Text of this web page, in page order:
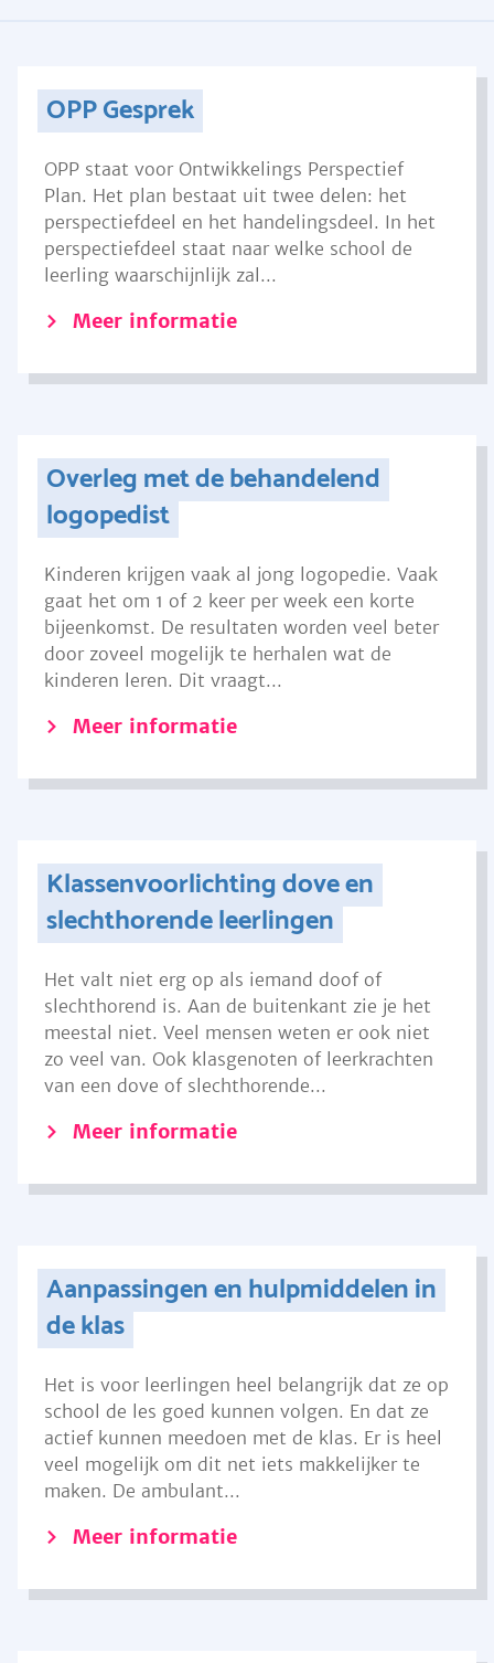
OPP Gesprek
OPP staat voor Ontwikkelings Perspectief
Plan. Het plan bestaat uit twee delen: het
perspectiefdeel en het handelingsdeel. In het
perspectiefdeel staat naar welke school de
leerling waarschijnlijk zal...
Meer informatie
Overleg met de behandelend
logopedist
Kinderen krijgen vaak al jong logopedie. Vaak
gaat het om 1 of 2 keer per week een korte
bijeenkomst. De resultaten worden veel beter
door zoveel mogelijk te herhalen wat de
kinderen leren. Dit vraagt...
Meer informatie
Klassenvoorlichting dove en
slechthorende leerlingen
Het valt niet erg op als iemand doof of
slechthorend is. Aan de buitenkant zie je het
meestal niet. Veel mensen weten er ook niet
zo veel van. Ook klasgenoten of leerkrachten
van een dove of slechthorende...
Meer informatie
Aanpassingen en hulpmiddelen in
de klas
Het is voor leerlingen heel belangrijk dat ze op
school de les goed kunnen volgen. En dat ze
actief kunnen meedoen met de klas. Er is heel
veel mogelijk om dit net iets makkelijker te
maken. De ambulant...
Meer informatie